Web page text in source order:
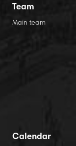
Team
Main team
Calendar